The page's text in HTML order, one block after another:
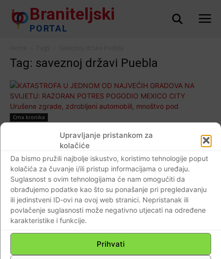
Upravljanje pristankom za
kolačiće
Da bismo pružili najbolje iskustvo, koristimo tehnologije poput
kolačića za čuvanje i/ili pristup informacijama o uređaju.
Suglasnost s ovim tehnologijama će nam omogućiti da
obrađujemo podatke kao što su ponašanje pri pregledavanju
ili jedinstveni ID-ovi na ovoj web stranici. Nepristanak ili
povlačenje suglasnosti može negativno utjecati na određene
karakteristike i funkcije.
Prihvati
Braniteljski
PORTAL
Tag: saveznoj državi Puebla
Crna kronika
KATASTROFA U JEDNOM OD NAJVEĆIH
GRADOVA NA SVIJETU: RAZORAN
POTRES POGODIO MEXICO CITY Urušene
zgrade, zdrobljeni automobili, mnoštvo pod
ruševinama
Braniteljski portal 20.09.2017
Kontaktirajte nas